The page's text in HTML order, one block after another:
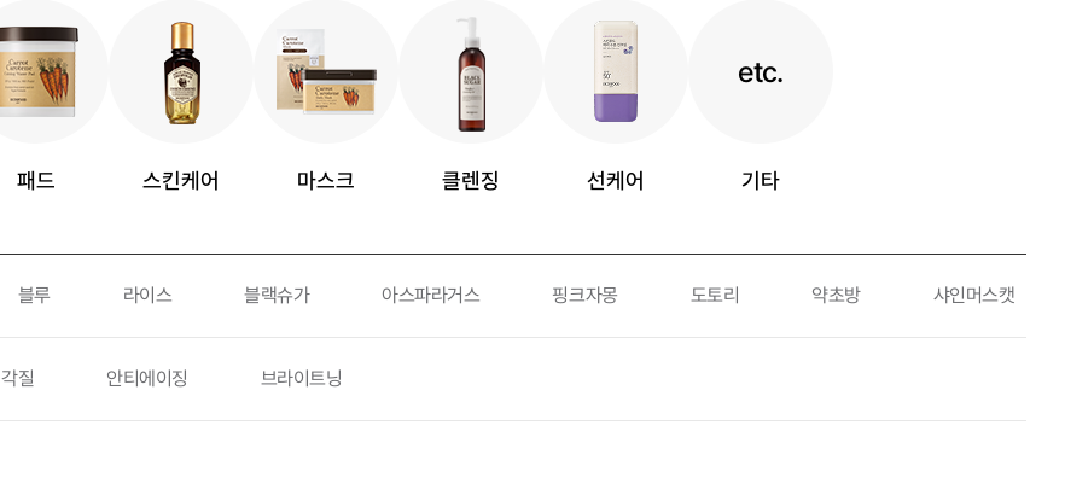
패드 스킨케어 마스크 클렌징 선케어
etc.
기타
블루 라이스 블랙슈가 아스파라거스 핑크자몽 도토리 약초방 샤인머스캣
각질 안티에이징 브라이트닝